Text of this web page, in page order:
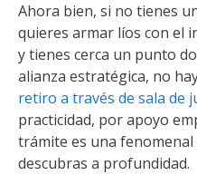
Ahora bien, si no tienes
quieres armar líos con el
y tienes cerca un punto
alianza estratégica, no
retiro a través de sala de
practicidad, por apoyo
trámite es una
descubras a profundidad.